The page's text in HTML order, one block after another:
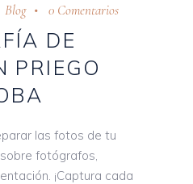
Blog 0 Comentarios
DE
PRIEGO
las fotos de tu
fotógrafos,
¡Captura cada